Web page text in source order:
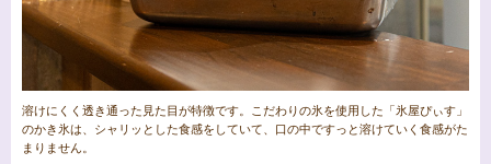
溶けにくく透き通った見た目が特徴です。こだわりの氷を使用した「氷屋ぴぃす」
のかき氷は、シャリッとした食感をしていて、口の中ですっと溶けていく食感がた
まりません。